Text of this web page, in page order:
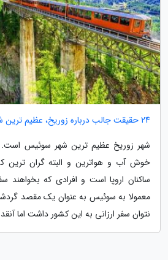
24 حقیقت جالب درباره زوریخ، عظیم ترین شهر سوئیس
شهر زوریخ عظیم ترین شهر سوئیس است.
خوش آب و هواترین و البته گران ترین
ساکنان اروپا است و افرادی که بخواهند
معمولا به سوئیس به عنوان یک مقصد
نتوان سفر ارزانی به این کشور داشت اما